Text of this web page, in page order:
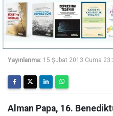
Yayınlanma: 15 Şubat 2013 Cuma
Alman Papa, 16.